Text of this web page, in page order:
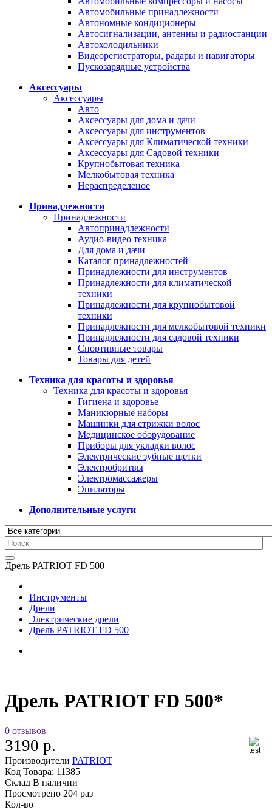
Автомобильные принадлежности
Автономные кондиционеры
Автосигнализации, антенны и радиостанции
Автохолодильники
Видеорегистраторы, радары и навигаторы
Пускозарядные устройства
Аксессуары
Аксессуары
Авто
Аксессуары для дома и дачи
Аксессуары для инструментов
Аксессуары для Климатической техники
Аксессуары для Садовой техники
Крупнобытовая техника
Мелкобытовая техника
Нераспределеное
Принадлежности
Принадлежности
Автопринадлежности
Аудио-видео техника
Для дома и дачи
Каталог принадлежностей
Принадлежности для инструментов
Принадлежности для климатической
техники
Принадлежности для крупнобытовой
техники
Принадлежности для мелкобытовой техники
Принадлежности для садовой техники
Спортивные товары
Товары для детей
Техника для красоты и здоровья
Техника для красоты и здоровья
Гигиена и здоровье
Маникюрные наборы
Машинки для стрижки волос
Медицинское оборудование
Приборы для укладки волос
Электрические зубные щетки
Электробритвы
Электромассажеры
Эпиляторы
Дополнительные услуги
Дрель PATRIOT FD 500
Инструменты
Дрели
Электрические дрели
Дрель PATRIOT FD 500
Дрель PATRIOT FD 500*
0 отзывов
3190 р.
Производители PATRIOT
Код Товара: 11385
Склад В наличии
Просмотрено 204 раз
Кол-во